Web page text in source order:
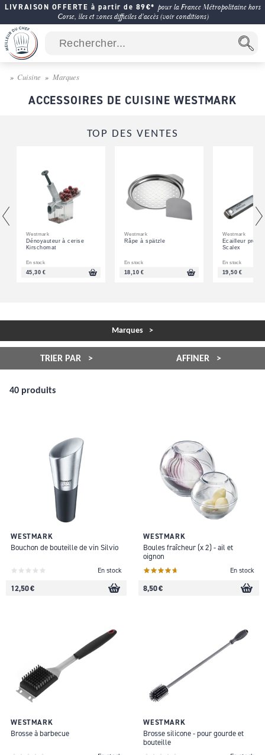
LIVRAISON OFFERTE à partir de 89€* pour la France Métropolitaine hors
Corse, îles et zones difficiles d'accès (voir conditions)
Cuisine Marques
ACCESSOIRES DE CUISINE WESTMARK
TOP DES VENTES
Westmark
Dénoyauteur à cerise
Kirschomat
En stock
45,30 €
Westmark
Râpe à spätzle
En stock
18,10 €
Westmark
Écailleur
Scalex
En stock
19,50 €
Marques
TRIER PAR AFFINER
40 produits
WESTMARK
Bouchon de bouteille de vin Silvio
En stock
12,50 €
WESTMARK
Boules fraîcheur (x 2) - ail et
oignon
En stock
8,50 €
WESTMARK
Brosse à barbecue
WESTMARK
Brosse silicone - pour gourde et
bouteille